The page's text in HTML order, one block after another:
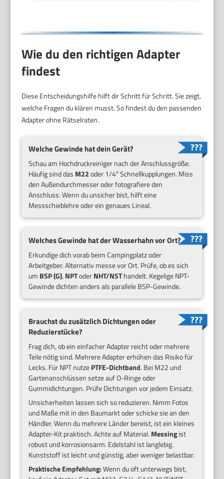
Wie du den richtigen Adapter
findest
Diese Entscheidungshilfe hilft dir Schritt für Schritt. Sie zeigt,
welche Fragen du klären musst. So findest du den passenden
Adapter ohne Rätselraten.
Welche Gewinde hat dein Gerät?
Schau am Hochdruckreiniger nach der Anschlussgröße.
Häufig sind das M22oder 1/4″ Schnellkupplungen. Miss
den Außendurchmesser oder fotografiere den
Anschluss. Wenn du unsicher bist, hilft eine
Messschieblehre oder ein genaues Lineal.
Welches Gewinde hat der Wasserhahn vor Ort?
Erkundige dich vorab beim Campingplatz oder
Arbeitgeber. Alternativ messe vor Ort. Prüfe, ob es sich
um BSP (G), NPToderNHT/NSThandelt. Kegelige NPT-
Gewinde dichten anders als parallele BSP-Gewinde.
Brauchst du zusätzlich Dichtungen oder
Reduzierstücke?
Frag dich, ob ein einfacher Adapter reicht oder mehrere
Teile nötig sind. Mehrere Adapter erhöhen das Risiko für
Lecks. Für NPT nutzePTFE-Dichtband. Bei M22 und
Gartenanschlüssen setze auf O-Ringe oder
Gummidichtungen. Prüfe Dichtungen vor jedem Einsatz.
Unsicherheiten lassen sich so reduzieren. Nimm Fotos
und Maße mit in den Baumarkt oder schicke sie an den
Händler. Wenn du mehrere Länder bereist, ist ein kleines
Adapter-Kit praktisch. Achte auf Material. Messingist
robust und korrosionsarm. Edelstahl ist langlebig.
Kunststoff ist leicht und günstig, aber weniger belastbar.
Praktische Empfehlung:Wenn du oft unterwegs bist,